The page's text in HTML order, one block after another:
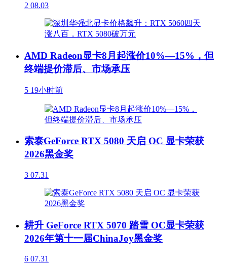
2 08.03
AMD Radeon显卡8月起涨价10%—15%，但
终端提价滞后、市场承压
5 19小时前
索泰GeForce RTX 5080 天启 OC 显卡荣获
2026黑金奖
3 07.31
耕升 GeForce RTX 5070 踏雪 OC显卡荣获
2026年第十一届ChinaJoy黑金奖
6 07.31